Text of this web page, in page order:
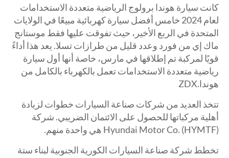
كانت سيارة هوندا برولوج الرياضية متعددة الاستخدامات
لعام 2024 خامس أفضل سيارة كهربائية مبيعًا في الولايات
المتحدة في الربع الأخير، حيث تفوقت عليها فقط موستانج
ماك إي من فورد وعدد قليل من طرازات تسلا. يعد هذا أداءً
قويًا لمركبة تم إطلاقها في مارس، خاصة أنها أول سيارة
رياضية متعددة الاستخدامات تعمل بالكهرباء بالكامل من
هوندا.ZDX
تتخذ العديد من شركات صناعة السيارات خطوات لزيادة
أهلية مركباتها للحصول على الائتمان الضريبي. شركة
Hyundai Motor Co. (HYMTF) هي واحدة منهم.
تخطط شركة صناعة السيارات الكورية الجنوبية لبناء ستة